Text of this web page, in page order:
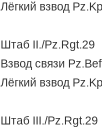
Лёгкий взвод
Штаб II./Pz.Rgt.29
Взвод связи
Лёгкий взвод
Штаб III./Pz.Rgt.29